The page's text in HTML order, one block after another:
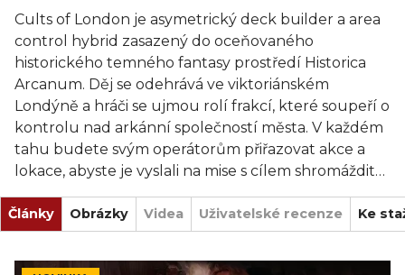
Cults of London je asymetrický deck builder a area
control hybrid zasazený do oceňovaného
historického temného fantasy prostředí Historica
Arcanum. Děj se odehrává ve viktoriánském
Londýně a hráči se ujmou rolí frakcí, které soupeří o
kontrolu nad arkánní společností města. V každém
tahu budete svým operátorům přiřazovat akce a
lokace, abyste je vyslali na mise s cílem shromáždit
zdroje, eliminovat nepřátelské protivníky a splnit
podmínky vítězství. Před zahájením misí budete
mít vy i vaši nepřátelé možnost odhalit detaily každé
mise. Ve znalostech je přece síla.
Články Obrázky Videa Uživatelské recenze Ke